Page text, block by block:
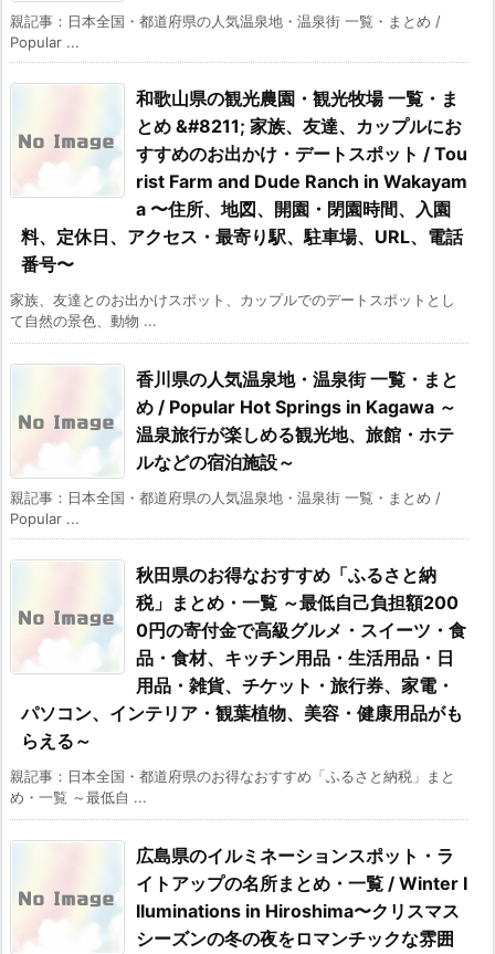
親記事：日本全国・都道府県の人気温泉地・温泉街 一覧・まとめ /
Popular ...
和歌山県の観光農園・観光牧場 一覧・ま
とめ &#8211; 家族、友達、カップルにお
すすめのお出かけ・デートスポット / Tou
rist Farm and Dude Ranch in Wakayam
a 〜住所、地図、開園・閉園時間、入園
料、定休日、アクセス・最寄り駅、駐車場、URL、電話
番号〜
家族、友達とのお出かけスポット、カップルでのデートスポットとし
て自然の景色、動物 ...
香川県の人気温泉地・温泉街 一覧・まと
め / Popular Hot Springs in Kagawa ～
温泉旅行が楽しめる観光地、旅館・ホテ
ルなどの宿泊施設～
親記事：日本全国・都道府県の人気温泉地・温泉街 一覧・まとめ /
Popular ...
秋田県のお得なおすすめ「ふるさと納
税」まとめ・一覧 ～最低自己負担額200
0円の寄付金で高級グルメ・スイーツ・食
品・食材、キッチン用品・生活用品・日
用品・雑貨、チケット・旅行券、家電・
パソコン、インテリア・観葉植物、美容・健康用品がも
らえる～
親記事：日本全国・都道府県のお得なおすすめ「ふるさと納税」まと
め・一覧 ～最低自 ...
広島県のイルミネーションスポット・ラ
イトアップの名所まとめ・一覧 / Winter I
lluminations in Hiroshima〜クリスマス
シーズンの冬の夜をロマンチックな雰囲